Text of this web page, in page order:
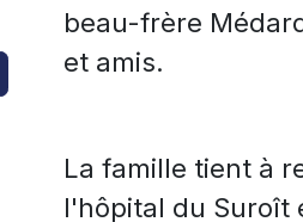
beau-frère
et amis.
La famille tient à
l'hôpital du Suroît